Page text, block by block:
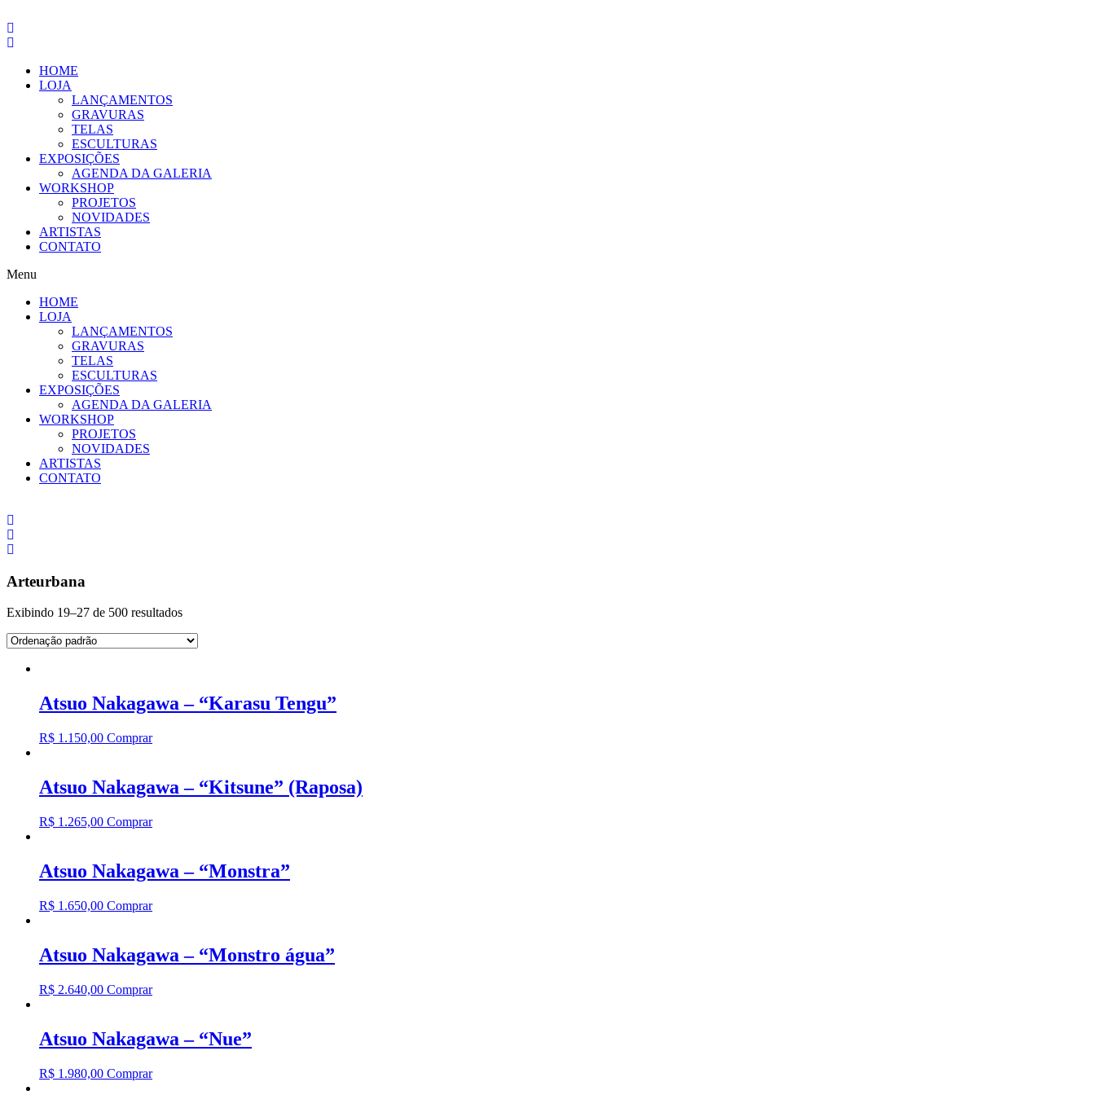
para
o
HOME
LOJA
LANÇAMENTOS
GRAVURAS
TELAS
ESCULTURAS
EXPOSIÇÕES
AGENDA DA GALERIA
WORKSHOP
PROJETOS
NOVIDADES
ARTISTAS
CONTATO
Menu
HOME
LOJA
LANÇAMENTOS
GRAVURAS
TELAS
ESCULTURAS
EXPOSIÇÕES
AGENDA DA GALERIA
WORKSHOP
PROJETOS
NOVIDADES
ARTISTAS
CONTATO
Arteurbana
Exibindo 19–27 de 500 resultados
Atsuo Nakagawa – “Karasu Tengu”
R$ 1.150,00 Comprar
Atsuo Nakagawa – “Kitsune” (Raposa)
R$ 1.265,00 Comprar
Atsuo Nakagawa – “Monstra”
R$ 1.650,00 Comprar
Atsuo Nakagawa – “Monstro água”
R$ 2.640,00 Comprar
Atsuo Nakagawa – “Nue”
R$ 1.980,00 Comprar